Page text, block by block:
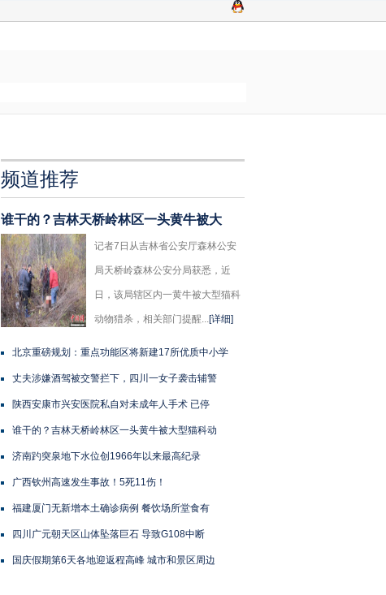
频道推荐
谁干的？吉林天桥岭林区一头黄牛被大
记者7日从吉林省公安厅森林公安
局天桥岭森林公安分局获悉，近
日，该局辖区内一黄牛被大型猫科
动物猎杀，相关部门提醒...[详细]
北京重磅规划：重点功能区将新建17所优质中小学
丈夫涉嫌酒驾被交警拦下，四川一女子袭击辅警
陕西安康市兴安医院私自对未成年人手术 已停
谁干的？吉林天桥岭林区一头黄牛被大型猫科动
济南趵突泉地下水位创1966年以来最高纪录
广西钦州高速发生事故！5死11伤！
福建厦门无新增本土确诊病例 餐饮场所堂食有
四川广元朝天区山体坠落巨石 导致G108中断
国庆假期第6天各地迎返程高峰 城市和景区周边